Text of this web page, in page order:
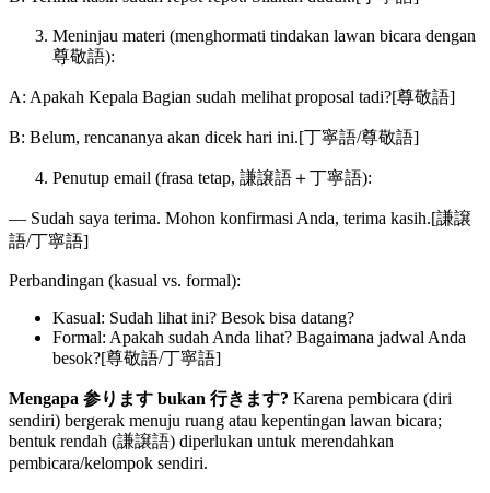
Meninjau materi (menghormati tindakan lawan bicara dengan
尊敬語):
A: Apakah Kepala Bagian sudah melihat proposal tadi?[尊敬語]
B: Belum, rencananya akan dicek hari ini.[丁寧語/尊敬語]
Penutup email (frasa tetap, 謙譲語＋丁寧語):
— Sudah saya terima. Mohon konfirmasi Anda, terima kasih.[謙譲
語/丁寧語]
Perbandingan (kasual vs. formal):
Kasual: Sudah lihat ini? Besok bisa datang?
Formal: Apakah sudah Anda lihat? Bagaimana jadwal Anda
besok?[尊敬語/丁寧語]
Mengapa 参ります bukan 行きます? Karena pembicara (diri
sendiri) bergerak menuju ruang atau kepentingan lawan bicara;
bentuk rendah (謙譲語) diperlukan untuk merendahkan
pembicara/kelompok sendiri.